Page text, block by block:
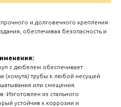
и долговечного крепления
обеспечивая безопасность и
с дюбелем обеспечивает
(хомута) трубы к любой несущей
или смещения.
Изготовлен из стального
устойчив к коррозии и